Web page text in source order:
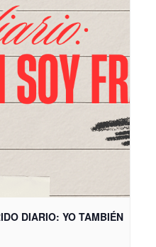
DIARIO: YO TAMBIÉN